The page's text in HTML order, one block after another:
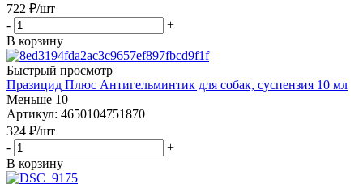
722 ₽/шт
-
+
В корзину
Быстрый просмотр
Празицид Плюс Антигельминтик для собак, суспензия 10 мл
Меньше 10
Артикул: 4650104751870
324 ₽/шт
-
+
В корзину